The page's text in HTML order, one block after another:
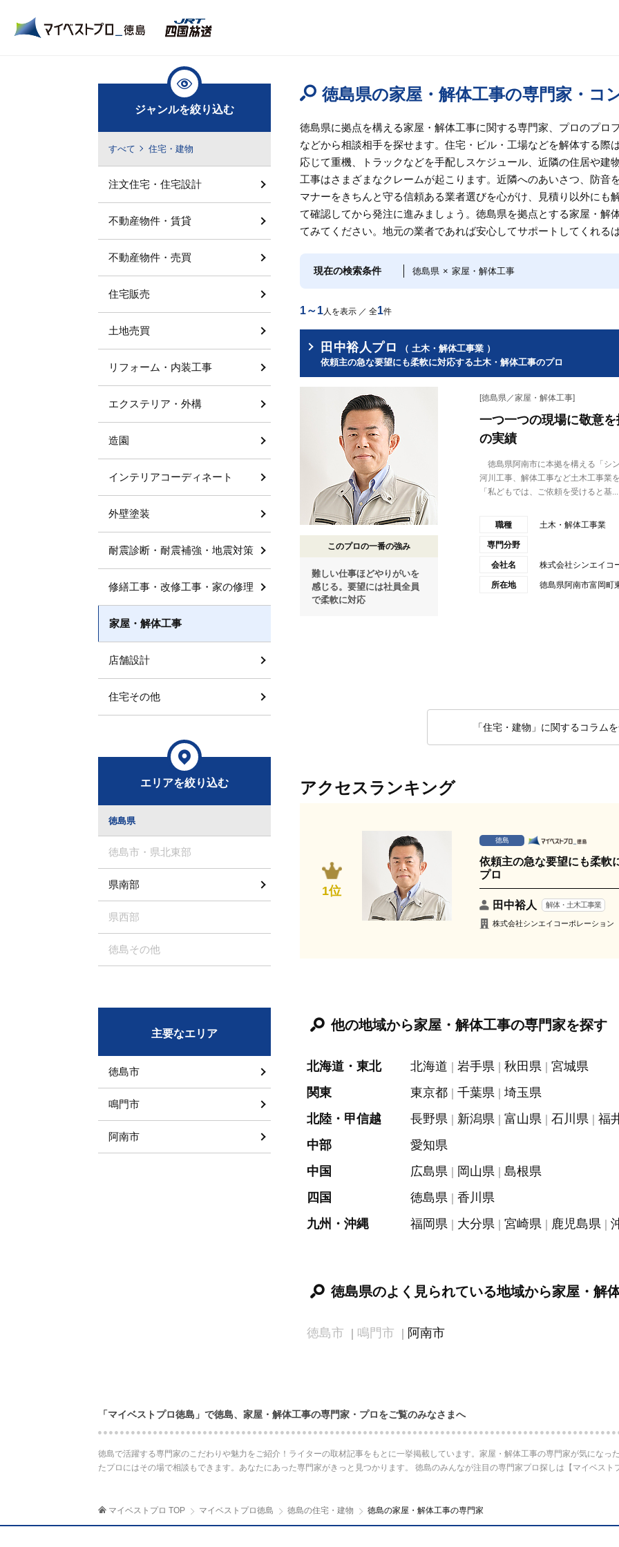
徳島県の家屋・解体工事の専門家・コ
徳島県に拠点を構える家屋・解体工事に関する専門家、プロのプロ
などから相談相手を探せます。住宅・ビル・工場などを解体する際
応じて重機、トラックなどを手配しスケジュール、近隣の住居や建
工事はさまざまなクレームが起こります。近隣へのあいさつ、防音
マナーをきちんと守る信頼ある業者選びを心がけ、見積り以外にも
て確認してから発注に進みましょう。徳島県を拠点とする家屋・解
てみてください。地元の業者であれば安心してサポートしてくれるは
現在の検索条件 徳島県 × 家屋・解体工事
1～1人を表示 ／ 全1件
田中裕人プロ
（ 土木・解体工事業 ）
依頼主の急な要望にも柔軟に対応する土木・解体工事のプロ
このプロの一番の強み
難しい仕事ほどやりがいを
感じる。要望には社員全員
で柔軟に対応
[徳島県／家屋・解体工事]
一つ一つの現場に敬意
の実績
徳島県阿南市に本拠を構える「シ
河川工事、解体工事など土木工事業
「私どもでは、ご依頼を受けると基...
職種 土木・解体工事業
専門分野
会社名 株式会社シンエイコ
所在地 徳島県阿南市富岡
「住宅・建物」に関するコラム
アクセスランキング
1位
徳島
依頼主の急な要望にも柔軟
プロ
田中裕人 解体・土木工事業
株式会社シンエイコーポレーション
他の地域から家屋・解体工事の専門家を探す
北海道・東北 北海道 岩手県 秋田県
宮城県
関東
東京都 千葉県
埼玉県
北陸・甲信越
長野県 新潟県 富山県 石川県
福
中部
愛知県
中国
広島県 岡山県
島根県
四国
徳島県
香川県
九州・沖縄
福岡県 大分県 宮崎県 鹿児島県
徳島県のよく見られている地域から家屋・解
徳島市 鳴門市 阿南市
ジャンルを絞り込む
すべて 住宅・建物
注文住宅・住宅設計
不動産物件・賃貸
不動産物件・売買
住宅販売
土地売買
リフォーム・内装工事
エクステリア・外構
造園
インテリアコーディネート
外壁塗装
耐震診断・耐震補強・地震対策
修繕工事・改修工事・家の修理
家屋・解体工事
店舗設計
住宅その他
エリアを絞り込む
徳島県
徳島市・県北東部
県南部
県西部
徳島その他
主要なエリア
徳島市
鳴門市
阿南市
「マイベストプロ徳島」で徳島、家屋・解体工事の専門家・プロをご覧のみなさまへ
徳島で活躍する専門家のこだわりや魅力をご紹介！ライターの取材記事をもとに一挙掲載しています。家屋・解体工事の専門家が気になっ
たプロにはその場で相談もできます。あなたにあった専門家がきっと見つかります。 徳島のみんなが注目の専門家プロ探しは【マイベスト
マイベストプロ TOP マイベストプロ徳島 徳島の住宅・建物 徳島の家屋・解体工事の専門家